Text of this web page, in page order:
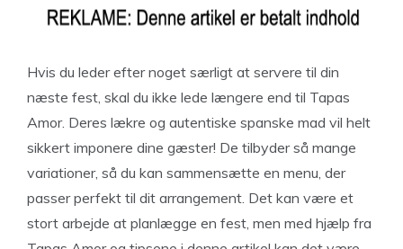
Hvis du leder efter noget særligt at servere til din
næste fest, skal du ikke lede længere end til Tapas
Amor. Deres lækre og autentiske spanske mad vil helt
sikkert imponere dine gæster! De tilbyder så mange
variationer, så du kan sammensætte en menu, der
passer perfekt til dit arrangement. Det kan være et
stort arbejde at planlægge en fest, men med hjælp fra